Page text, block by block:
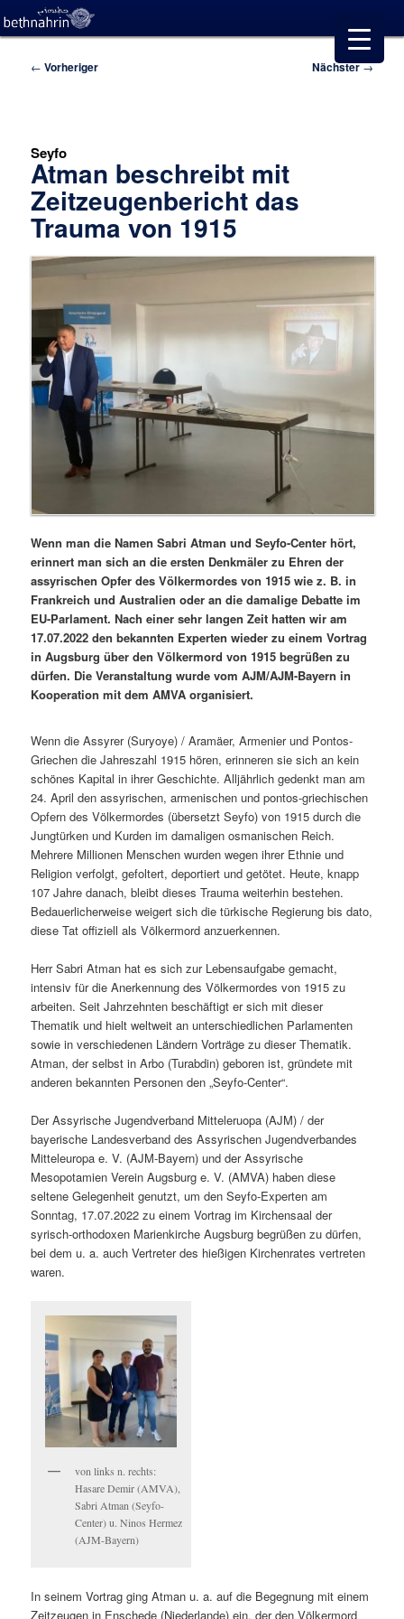
Beitragsnavigation
← Vorheriger Nächster→
Seyfo
Atman beschreibt mit
Zeitzeugenbericht das
Trauma von 1915
Wenn man die Namen Sabri Atman und Seyfo-Center hört,
erinnert man sich an die ersten Denkmäler zu Ehren der
assyrischen Opfer des Völkermordes von 1915 wie z. B. in
Frankreich und Australien oder an die damalige Debatte im
EU-Parlament. Nach einer sehr langen Zeit hatten wir am
17.07.2022 den bekannten Experten wieder zu einem Vortrag
in Augsburg über den Völkermord von 1915 begrüßen zu
dürfen. Die Veranstaltung wurde vom AJM/AJM-Bayern in
Kooperation mit dem AMVA organisiert.
Wenn die Assyrer (Suryoye) / Aramäer, Armenier und Pontos-
Griechen die Jahreszahl 1915 hören, erinneren sie sich an kein
schönes Kapital in ihrer Geschichte. Alljährlich gedenkt man am
24. April den assyrischen, armenischen und pontos-griechischen
Opfern des Völkermordes (übersetzt Seyfo) von 1915 durch die
Jungtürken und Kurden im damaligen osmanischen Reich.
Mehrere Millionen Menschen wurden wegen ihrer Ethnie und
Religion verfolgt, gefoltert, deportiert und getötet. Heute, knapp
107 Jahre danach, bleibt dieses Trauma weiterhin bestehen.
Bedauerlicherweise weigert sich die türkische Regierung bis dato,
diese Tat offiziell als Völkermord anzuerkennen.
Herr Sabri Atman hat es sich zur Lebensaufgabe gemacht,
intensiv für die Anerkennung des Völkermordes von 1915 zu
arbeiten. Seit Jahrzehnten beschäftigt er sich mit dieser
Thematik und hielt weltweit an unterschiedlichen Parlamenten
sowie in verschiedenen Ländern Vorträge zu dieser Thematik.
Atman, der selbst in Arbo (Turabdin) geboren ist, gründete mit
anderen bekannten Personen den „Seyfo-Center“.
Der Assyrische Jugendverband Mitteleruopa (AJM) / der
bayerische Landesverband des Assyrischen Jugendverbandes
Mitteleuropa e. V. (AJM-Bayern) und der Assyrische
Mesopotamien Verein Augsburg e. V. (AMVA) haben diese
seltene Gelegenheit genutzt, um den Seyfo-Experten am
Sonntag, 17.07.2022 zu einem Vortrag im Kirchensaal der
syrisch-orthodoxen Marienkirche Augsburg begrüßen zu dürfen,
bei dem u. a. auch Vertreter des hießigen Kirchenrates vertreten
waren.
von links n. rechts:
Hasare Demir (AMVA),
Sabri Atman (Seyfo-
Center) u. Ninos Hermez
(AJM-Bayern)
In seinem Vortrag ging Atman u. a. auf die Begegnung mit einem
Zeitzeugen in Enschede (Niederlande) ein, der den Völkermord